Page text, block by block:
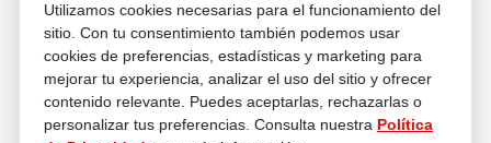
Utilizamos cookies necesarias para el funcionamiento del
sitio. Con tu consentimiento también podemos usar
cookies de preferencias, estadísticas y marketing para
mejorar tu experiencia, analizar el uso del sitio y ofrecer
contenido relevante. Puedes aceptarlas, rechazarlas o
personalizar tus preferencias. Consulta nuestra Política
Atención al cliente
Descubre más